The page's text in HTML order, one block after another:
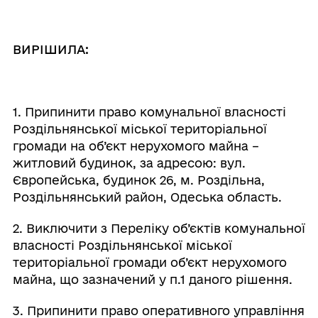
ВИРІШИЛА:
1. Припинити право комунальної власності
Роздільнянської міської територіальної
громади на об’єкт нерухомого майна –
житловий будинок, за адресою: вул.
Європейська, будинок 26, м. Роздільна,
Роздільнянський район, Одеська область.
2. Виключити з Переліку об’єктів комунальної
власності Роздільнянської міської
територіальної громади об’єкт нерухомого
майна, що зазначений у п.1 даного рішення.
3. Припинити право оперативного управління